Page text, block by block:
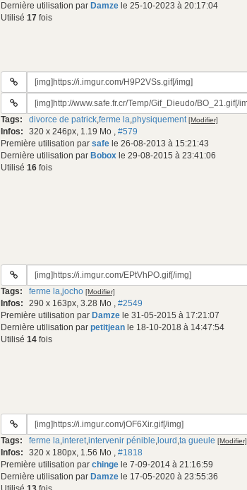
Dernière utilisation par Damze le 25-10-2023 à 20:17:04
Utilisé 17 fois
URL
gif:
URL
du
gif:
Tags: divorce de patrick,ferme la,physiquement [Modifier]
Infos: 320 x 246px, 1.19 Mo , #579
Première utilisation par safe le 26-08-2013 à 15:21:43
Dernière utilisation par Bobox le 29-08-2015 à 23:41:06
Utilisé 16 fois
URL
gif:
Tags: ferme la,jocho [Modifier]
Infos: 290 x 163px, 3.28 Mo , #2549
Première utilisation par Damze le 31-05-2015 à 17:21:07
Dernière utilisation par petitjean le 18-10-2018 à 14:47:54
Utilisé 14 fois
URL
gif:
Tags: ferme la,interet,intervenir pénible, lourd ,ta gueule [Modifier]
Infos: 320 x 180px, 1.56 Mo , #1818
Première utilisation par chinge le 7-09-2014 à 21:16:59
Dernière utilisation par Damze le 17-05-2020 à 23:55:36